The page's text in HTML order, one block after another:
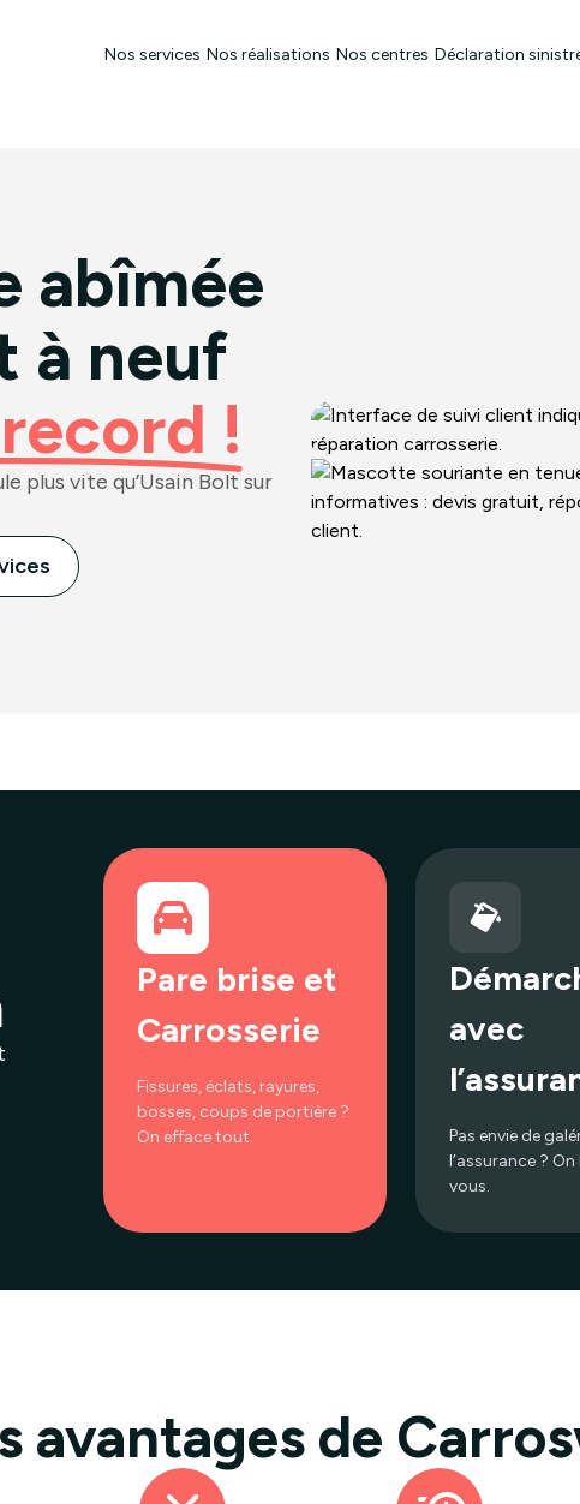
Nos services Nos réalisations Nos centres Déclaration
abîmée
à neuf
!
plus vite qu’Usain Bolt sur
Pare brise et
Carrosserie
Fissures, éclats, rayures,
bosses, coups de portière ?
On efface tout.
avec
Pas envie de
l’assurance ?
vous.
avantages de